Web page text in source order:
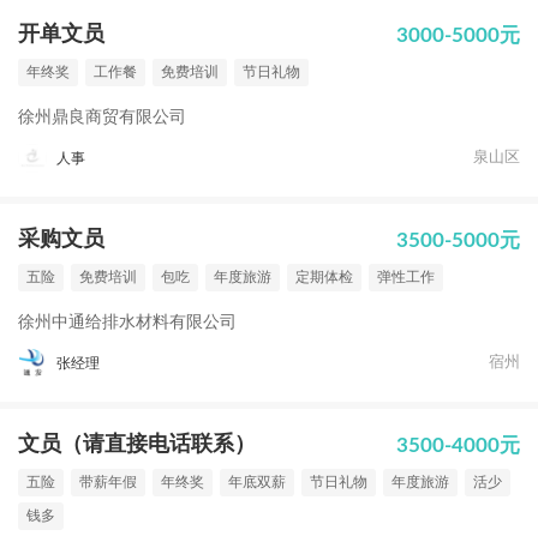
开单文员 3000-5000元
年终奖 工作餐 免费培训 节日礼物
徐州鼎良商贸有限公司
人事 泉山区
采购文员 3500-5000元
五险 免费培训 包吃 年度旅游 定期体检 弹性工作
徐州中通给排水材料有限公司
张经理 宿州
文员（请直接电话联系） 3500-4000元
五险 带薪年假 年终奖 年底双薪 节日礼物 年度旅游 活少
钱多